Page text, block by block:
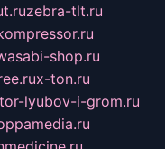
zebra-tlt.ru
shop.ru
x-ton.ru
tor-lyubov-i-grom.ru